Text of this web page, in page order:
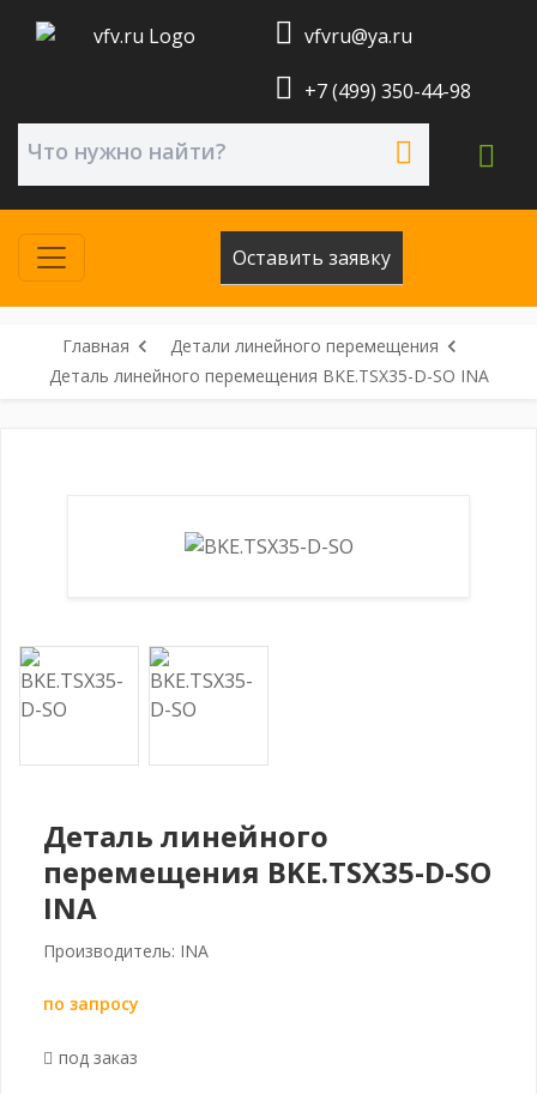
vfvru@ya.ru
+7 (499) 350-44-98
Оставить заявку
Главная
Детали линейного перемещения
Деталь линейного перемещения BKE.TSX35-D-SO INA
Деталь линейного
перемещения BKE.TSX35-D-SO
INA
Производитель: INA
по запросу
под заказ